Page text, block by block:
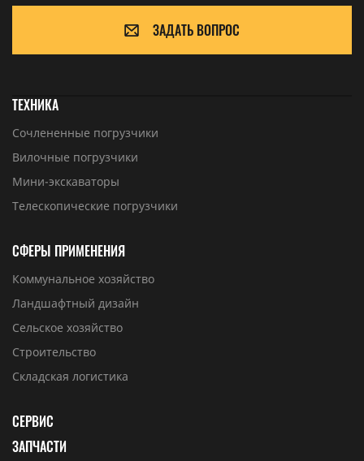
ЗАДАТЬ ВОПРОС
ТЕХНИКА
Сочлененные погрузчики
Вилочные погрузчики
Мини-экскаваторы
Телескопические погрузчики
СФЕРЫ ПРИМЕНЕНИЯ
Коммунальное хозяйство
Ландшафтный дизайн
Сельское хозяйство
Строительство
Складская логистика
СЕРВИС
ЗАПЧАСТИ